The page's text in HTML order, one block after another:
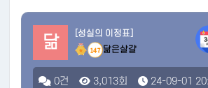
닮 [성실의 이정표]
147 닮은살걀
0건 3,013회 24-09-01